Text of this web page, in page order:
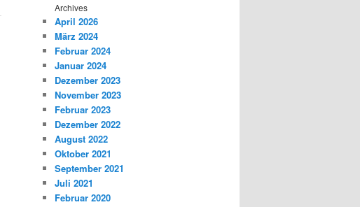
Archives
April 2026
März 2024
Februar 2024
Januar 2024
Dezember 2023
November 2023
Februar 2023
Dezember 2022
August 2022
Oktober 2021
September 2021
Juli 2021
Februar 2020